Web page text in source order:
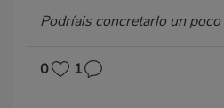
Podríais concretarlo un
0 1